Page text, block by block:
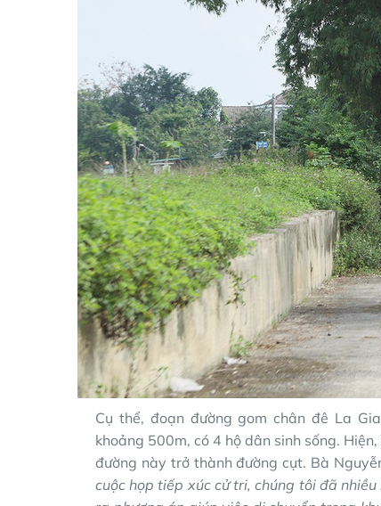
Cụ thể, đoạn đường gom chân đê La
khoảng 500m, có 4 hộ dân sinh sống.
đường này trở thành đường cụt. Bà
cuộc họp tiếp xúc cử tri, chúng tôi đã